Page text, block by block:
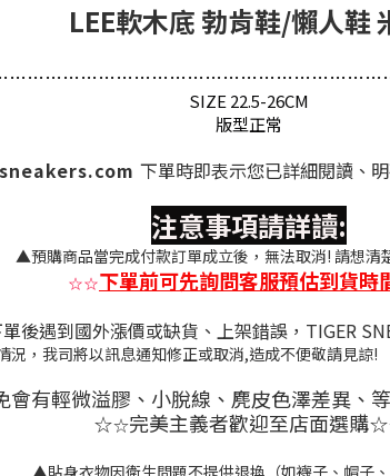
LEE軟木底 勃肯鞋/懶人鞋
………………………………………………………
SIZE 22.5-26CM
版型正常
下單時即表示您已詳細閱讀、
注意事項請詳讀:
▲預購商品當完成付款訂單成立後，無法取消! 請想清
☆☆下單前可先詢問客服預估到貨時
後遇到國外漲價或缺貨、上架錯誤，TIGER
情況，我司將以訊息通知修正或取消
會有輕微溢膠、小脫線、麂皮色澤差異 、
☆☆完美主義者歡迎至店面選購☆
▲貼身衣物因衛生問題不提供退換（如襪子、帽子